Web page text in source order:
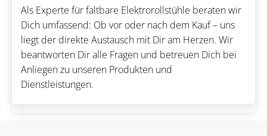
Als Experte für faltbare Elektrorollstühle beraten wir
Dich umfassend: Ob vor oder nach dem Kauf – uns
liegt der direkte Austausch mit Dir am Herzen. Wir
beantworten Dir alle Fragen und betreuen Dich bei
Anliegen zu unseren Produkten und
Dienstleistungen.